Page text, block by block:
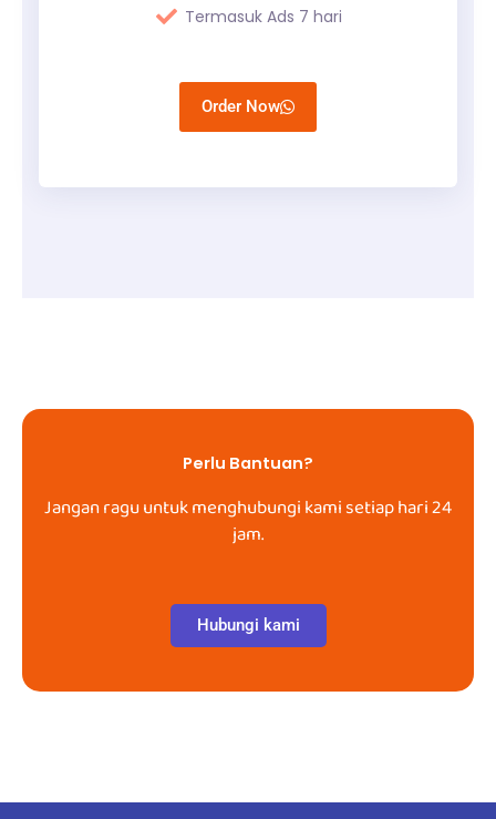
Termasuk Ads 7 hari
Order Now
Perlu Bantuan?
Jangan ragu untuk menghubungi kami setiap hari 24
jam.
Hubungi kami